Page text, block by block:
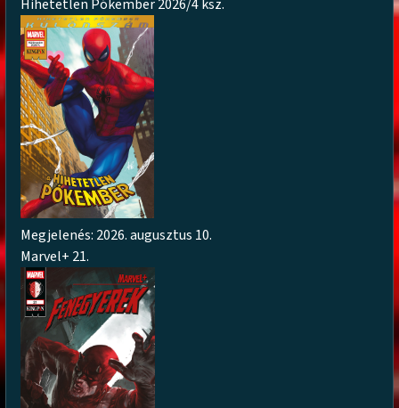
Hihetetlen Pókember 2026/4 ksz.
Megjelenés: 2026. augusztus 10.
Marvel+ 21.